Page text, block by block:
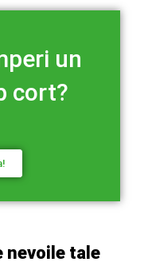
un
cort?
nevoile tale